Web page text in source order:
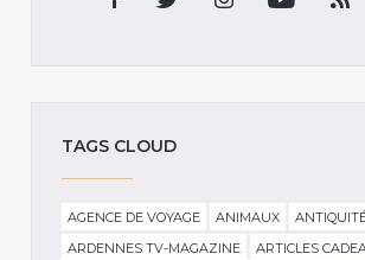
TAGS CLOUD
AGENCE DE VOYAGE ANIMAUX
ARDENNES TV-MAGAZINE
ARTICLES